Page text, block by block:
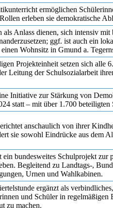
ermöglichen
erleben sie demokratische
als Anlass dienen, sich intensiv
ggf. ist auch ein
Wohnsitz in Gmund a.
Projekteinheit setzen sich alle
Leitung der Schulsozialarbeit
Initiative zur Stärkung von
statt – mit über 1.700
anschaulich von ihrer
sie sowohl Eindrücke aus dem
bundesweites Schulprojekt
Begleitend zu Landtags-,
Urnen und Wahlkabinen.
ergänzt als
und Schüler in regelmäßigen
zu machen.